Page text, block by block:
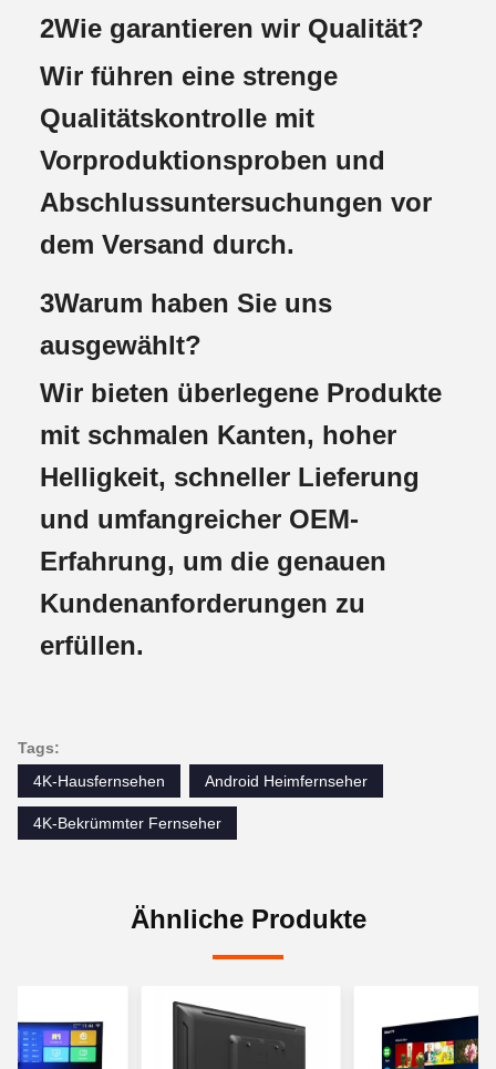
2Wie garantieren wir Qualität?
Wir führen eine strenge
Qualitätskontrolle mit
Vorproduktionsproben und
Abschlussuntersuchungen vor
dem Versand durch.
3Warum haben Sie uns
ausgewählt?
Wir bieten überlegene Produkte
mit schmalen Kanten, hoher
Helligkeit, schneller Lieferung
und umfangreicher OEM-
Erfahrung, um die genauen
Kundenanforderungen zu
erfüllen.
Tags:
4K-Hausfernsehen
Android Heimfernseher
4K-Bekrümmter Fernseher
Ähnliche Produkte